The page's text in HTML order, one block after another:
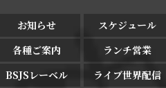
お知らせ スケジュール
各種ご案内 ランチ営業
BSJSレーベル ライブ世界配信